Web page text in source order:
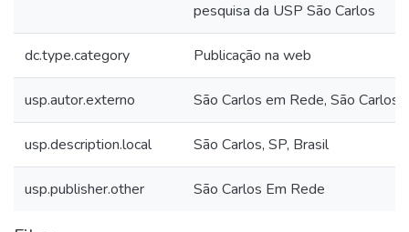
pesquisa da USP São Carlos
dc.type.category Publicação na web
usp.autor.externo São Carlos em Rede, São Carlos,
usp.description.local São Carlos, SP, Brasil
usp.publisher.other São Carlos Em Rede